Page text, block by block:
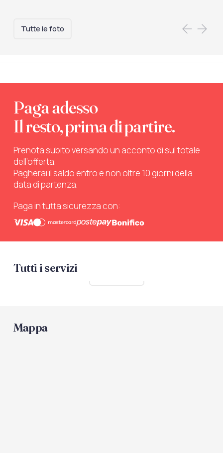
Tutte le foto
Paga adesso
Il resto, prima di partire.
Prenota subito versando un acconto di sul totale
dell’offerta.
Pagherai il saldo entro e non oltre 10 giorni della
data di partenza.
Paga in tutta sicurezza con:
Tutti i servizi
Mappa